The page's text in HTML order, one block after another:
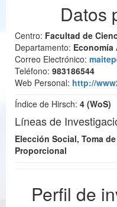
Datos
Centro: Facultad de
Departamento: Economía
Correo Electrónico:
Teléfono: 983186544
Web Personal: http://
Índice de Hirsch: 4 (WoS)
Líneas de
Elección Social, Toma
Proporcional
Perfil de